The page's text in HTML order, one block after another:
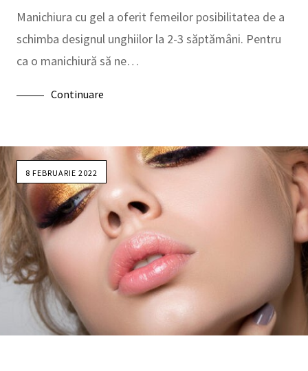
Manichiura cu gel a oferit femeilor posibilitatea de a
schimba designul unghiilor la 2-3 săptămâni. Pentru
ca o manichiură să ne…
Continuare
8 FEBRUARIE 2022